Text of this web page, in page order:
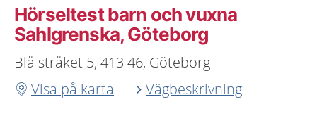
Hörseltest barn och vuxna
Sahlgrenska, Göteborg
Blå stråket 5, 413 46, Göteborg
Visa på karta
Vägbeskrivning